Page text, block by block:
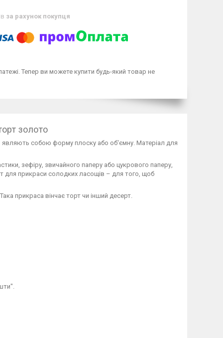
за рахунок покупця
Тепер ви можете купити будь-який товар не
золото
собою форму плоску або об'ємну. Матеріал для
зефіру, звичайного паперу або цукрового паперу,
для прикраси солодких ласощів – для того, щоб
прикраса вінчає торт чи інший десерт.